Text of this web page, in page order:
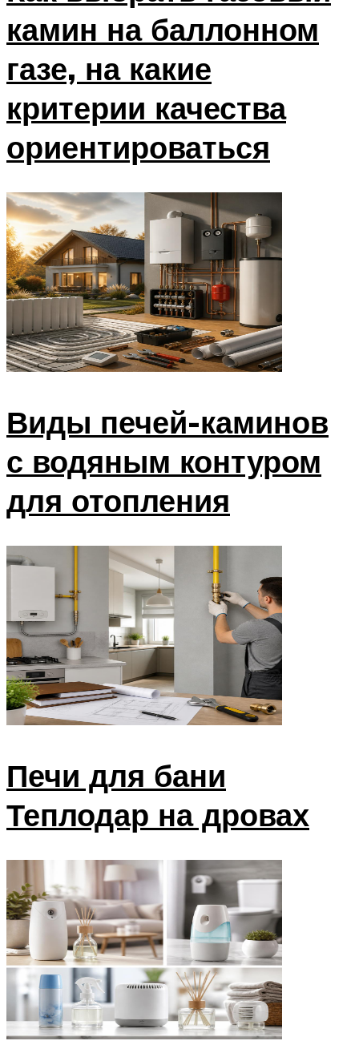
камин на баллонном
газе, на какие
критерии качества
ориентироваться
Виды печей-каминов
с водяным контуром
для отопления
Печи для бани
Теплодар на дровах